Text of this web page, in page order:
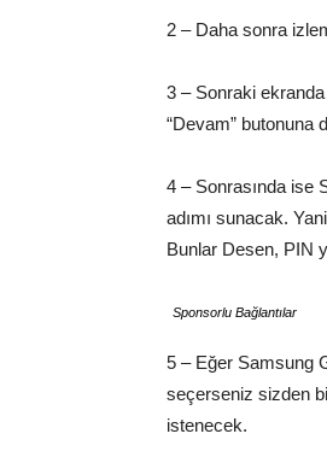
2 – Daha sonra
3 – Sonraki
“Devam” butonuna
4 – Sonrasında ise
adımı sunacak.
Bunlar Desen, PIN
Sponsorlu Bağlantılar
5 – Eğer Samsung
seçerseniz sizden
istenecek.